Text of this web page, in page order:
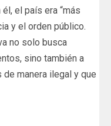
el país era “más
y el orden público.
no solo busca
sino también a
manera ilegal y que